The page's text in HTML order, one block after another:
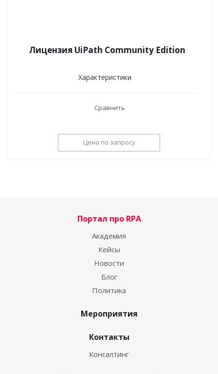
Лицензия UiPath Community Edition
Характеристики
Сравнить
Цена по запросу
Портал про RPA
Академия
Кейсы
Новости
Блог
Политика
Мероприятия
Контакты
Консалтинг